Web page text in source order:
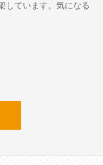
しています。気になる